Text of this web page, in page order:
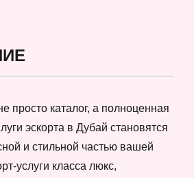
просто каталог, а полноценная
эскорта в Дубай становятся
и стильной частью вашей
услуги класса люкс,